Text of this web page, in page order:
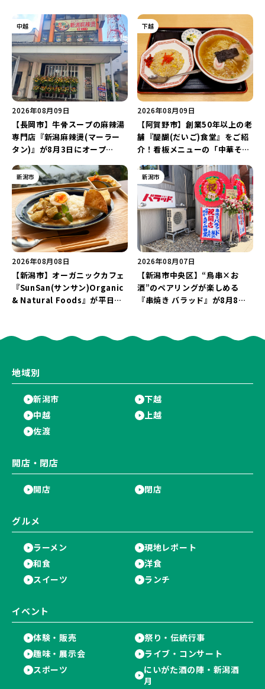
中越
2026年08月09日
【長岡市】牛骨スープの麻辣湯
専門店『新潟麻辣燙(マーラー
タン)』が8月3日にオープ
キャンペーンを実施中♪
下越
2026年08月09日
【阿賀野市】創業50年以上の老
舗『醍醐(だいご)食堂』をご紹
介！看板メニューの「中華そば
ム満点の「焼肉定食」を堪能し
よう♪
新潟市
2026年08月08日
【新潟市】オーガニックカフェ
『SunSan(サンサン)Organic
& Natural Foods』が平日ラ
ー」と「美容と健康を考えたプ
新潟市
2026年08月07日
【新潟市中央区】“鳥串×お
酒”のペアリングが楽しめる
『串焼き バラッド』が8月8日
地域別
新潟市
下越
中越
上越
佐渡
開店・閉店
開店 閉店
グルメ
ラーメン
現地レポート
和食
洋食
スイーツ
ランチ
イベント
体験・販売
祭り・伝統行事
趣味・展示会
ライブ・コンサート
スポーツ
にいがた酒の陣・新潟酒
月